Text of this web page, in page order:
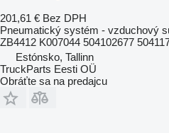
201,61 € Bez DPH
Pneumatický systém - vzduchový
ZB4412 K007044 504102677
Estónsko, Tallinn
TruckParts Eesti OÜ
Obráťte sa na predajcu